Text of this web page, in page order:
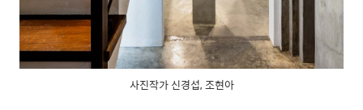
사진작가 신경섭, 조현아